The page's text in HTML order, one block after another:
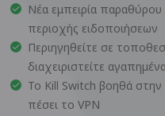
Νέα εμπειρία παραθύρου
περιοχής ειδοποιήσεων
Περιηγηθείτε σε
διαχειριστείτε
Το Kill Switch βοηθά
πέσει το VPN